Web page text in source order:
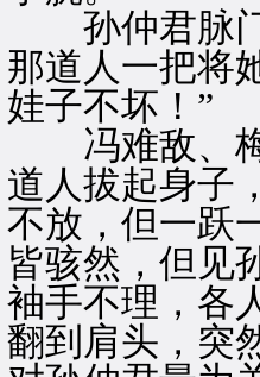
孙仲君脉门
那道人一把将
娃子不坏！”
冯难敌、梅
道人拔起身子
不放，但一跃
皆骇然，但见
袖手不理，各
翻到肩头，突